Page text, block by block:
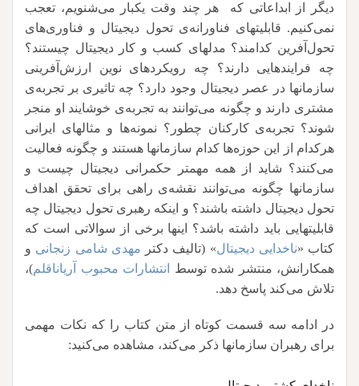
دیگر از ابداعاتی که هر چند وقت یکبار می‌شنویم، تعجب
نمی‌کنیم. قابلیتهای فناورانه‌ی تحول دیجیتال و فناوری‌های
تحول‌آفرین کدامند؟ مدلهای کسب و کار دیجیتال چیستند؟
چه فرایندهایی دارند؟ چه رویکردهای نوین ارزش‌آفرینی
سازمانها در عصر دیجیتال وجود دارد؟ چه تاثیری بر تجربه‌ی
مشتری دارند و چگونه می‌توانند به تجربه‌‌ی خوشایند او منجر
شوند؟ تجربه‌ی کارکنان چطور؟ نمونه‌ها و مثالهای ایرانی
هرکدام از این حوزه‌ها کدام سازمانها هستند و چگونه فعالیت
می‌کنند؟ شاید از همه مهمتر حکمرانی دیجیتال چیست و
سازمانها چگونه می‌توانند نقشه‌ی راهی برای تحقق اهداف
تحول دیجیتال داشته باشند؟ و اینکه رهبری تحول دیجیتال چه
قابلیتهایی باید داشته باشد؟ اینها برخی از سوالاتی است که
کتاب «ناخدایی دیجیتال» (تالیف دکتر مهدی شامی زنجانی و
همکارانش، منتشر شده توسط
انتشارات محبوب آریاناقلم)،
تلاش می‌کند پاسخ دهد.
در ادامه سه قسمت کوتاه از متن کتاب را که نکات مهمی
برای رهبران سازمانها ذکر می‌کند، مشاهده می‌کنید: